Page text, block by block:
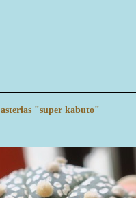
"super kabuto"